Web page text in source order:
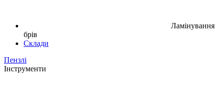
Ламінування
брів
Склади
Пензлі
Інструменти